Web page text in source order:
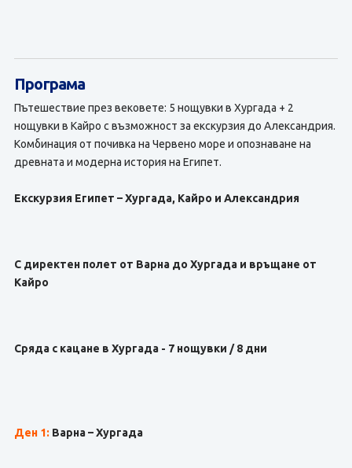
Програма
Пътешествие през вековете: 5 нощувки в Хургада + 2
нощувки в Кайро с възможност за екскурзия до Александрия.
Комбинация от почивка на Червено море и опознаване на
древната и модерна история на Египет.
Екскурзия Египет – Хургада, Кайро и Александрия
С директен полет от Варна до Хургада и връщане от
Кайро
Сряда с кацане в Хургада - 7 нощувки / 8 дни
Ден 1: Варна – Хургада